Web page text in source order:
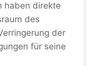
haben direkte
des
der
für seine